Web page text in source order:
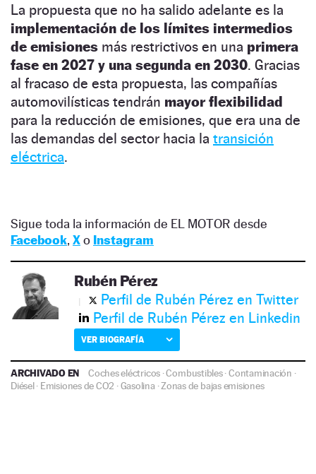
La propuesta que no ha salido adelante es la
implementación de los límites intermedios
de emisiones más restrictivos en una primera
fase en 2027 y una segunda en 2030. Gracias
al fracaso de esta propuesta, las compañías
automovilísticas tendrán mayor flexibilidad
para la reducción de emisiones, que era una de
las demandas del sector hacia la transición
eléctrica.
Sigue toda la información de EL MOTOR desde
Facebook, Xo Instagram
Rubén Pérez
Perfil de Rubén Pérez en Twitter
Perfil de Rubén Pérez en Linkedin
VER BIOGRAFÍA
ARCHIVADO EN Coches eléctricos ·Combustibles·Contaminación ·
Diésel· Emisiones de CO2 ·Gasolina·Zonas de bajas emisiones